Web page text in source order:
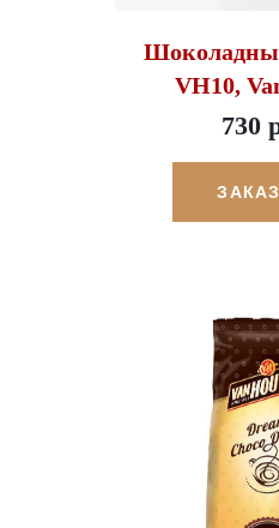
VH10,
730